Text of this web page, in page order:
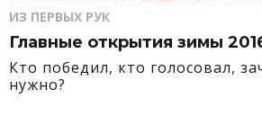
ИЗ ПЕРВЫХ РУК
Главные открытия зимы
Кто победил, кто голосовал,
нужно?